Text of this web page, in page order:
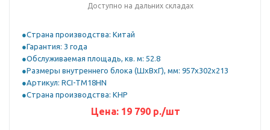
Доступно на дальних складах
Страна производства: Китай
Гарантия: 3 года
Обслуживаемая площадь, кв. м: 52.8
Размеры внутреннего блока (ШхВхГ), мм: 957x302x213
Артикул: RCI-TM18HN
Страна производства: КНР
Цена: 19 790р./шт